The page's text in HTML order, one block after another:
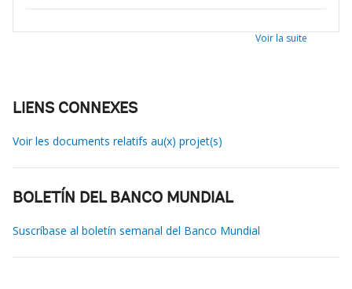
Voir la suite
LIENS CONNEXES
Voir les documents relatifs au(x) projet(s)
BOLETÍN DEL BANCO MUNDIAL
Suscríbase al boletín semanal del Banco Mundial